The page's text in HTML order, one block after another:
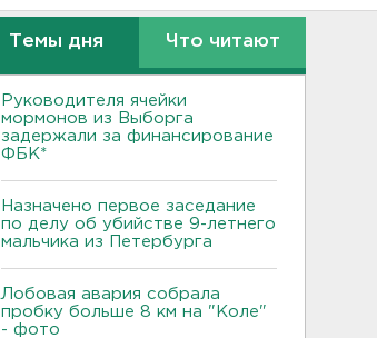
Темы дня Что читают
Руководителя ячейки
мормонов из Выборга
задержали за финансирование
ФБК*
Назначено первое заседание
по делу об убийстве 9-летнего
мальчика из Петербурга
Лобовая авария собрала
пробку больше 8 км на "Коле"
- фото